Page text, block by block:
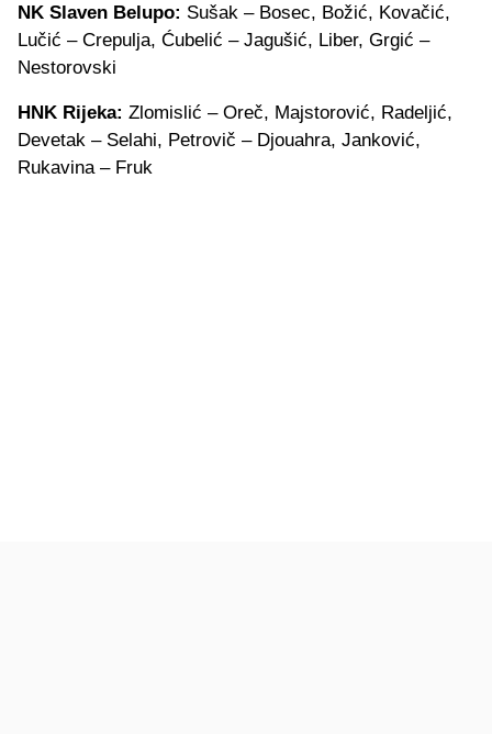
NK Slaven Belupo: Sušak – Bosec, Božić, Kovačić,
Lučić – Crepulja, Ćubelić – Jagušić, Liber, Grgić –
Nestorovski
HNK Rijeka: Zlomislić – Oreč, Majstorović, Radeljić,
Devetak – Selahi, Petrovič – Djouahra, Janković,
Rukavina – Fruk